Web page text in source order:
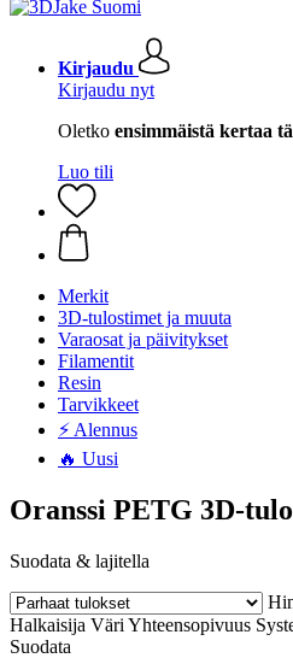
Kirjaudu
Kirjaudu nyt
Oletko ensimmäistä kertaa
Luo tili
Merkit
3D-tulostimet ja muuta
Varaosat ja päivitykset
Filamentit
Resin
Tarvikkeet
⚡ Alennus
🔥 Uusi
Oranssi PETG 3D-
Suodata & lajitella
Halkaisija Väri Yhteensopivuus
Suodata